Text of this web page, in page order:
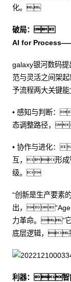
化。
破局：
AI for
galaxy银河数码
范与灵活之间架
予流程两大关键
• 感知与判断：
态调整路径，
• 协作与进化：
互，形成
级。
“创新是生产要素
出，
力革命。”它
底层逻辑，
利器：智